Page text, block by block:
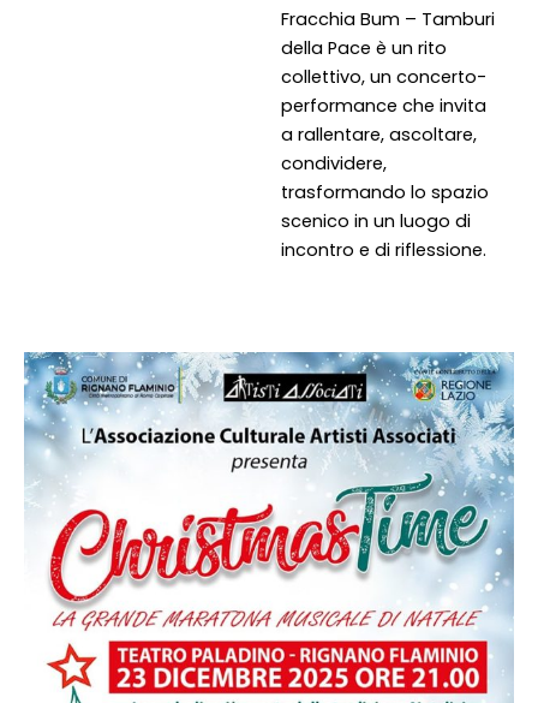
Fracchia Bum – Tamburi
della Pace è un rito
collettivo, un concerto-
performance che invita
a rallentare, ascoltare,
condividere,
trasformando lo spazio
scenico in un luogo di
incontro e di riflessione.